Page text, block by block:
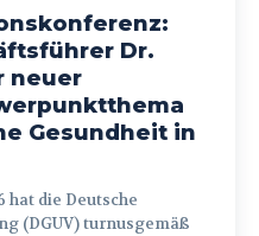
Dr.
neuer
Gesundheit in
(DGUV) turnusgemäß